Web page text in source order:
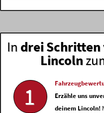
In drei Schritten
Lincoln
1
Erzähle uns
deinem Lincoln!